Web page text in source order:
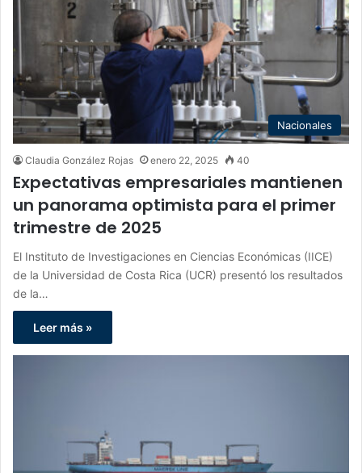
Nacionales
Claudia González Rojas enero 22, 2025 40
Expectativas empresariales mantienen
un panorama optimista para el primer
trimestre de 2025
El Instituto de Investigaciones en Ciencias Económicas (IICE)
de la Universidad de Costa Rica (UCR) presentó los resultados
de la…
Leer más »